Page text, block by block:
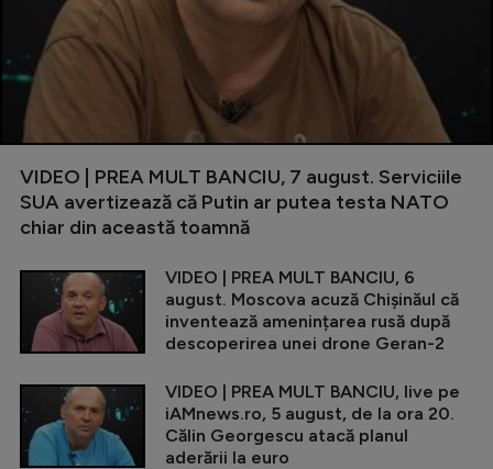
VIDEO | PREA MULT BANCIU, 7 august. Serviciile
SUA avertizează că Putin ar putea testa NATO
chiar din această toamnă
VIDEO | PREA MULT BANCIU, 6
august. Moscova acuză Chișinăul că
inventează amenințarea rusă după
descoperirea unei drone Geran-2
VIDEO | PREA MULT BANCIU, live pe
iAMnews.ro, 5 august, de la ora 20.
Călin Georgescu atacă planul
aderării la euro